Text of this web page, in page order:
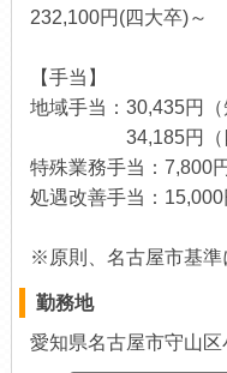
232,100円(四大卒)～
【手当】
地域手当：30,435円
34,185円（四
特殊業務手当：7,800円
処遇改善手当：
※原則、名古屋市基準
勤務地
愛知県名古屋市守山